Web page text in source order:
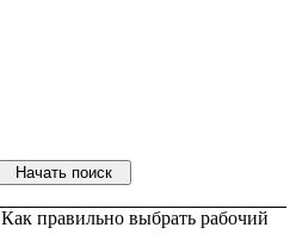
Как правильно выбрать рабочий